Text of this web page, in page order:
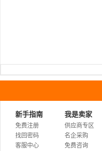
新手指南
免费注册
找回密码
客服中心
我是卖家
供应商专区
名企采购
免费咨询